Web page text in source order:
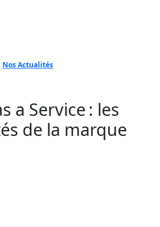
Nos Actualités
a Service : les
de la marque